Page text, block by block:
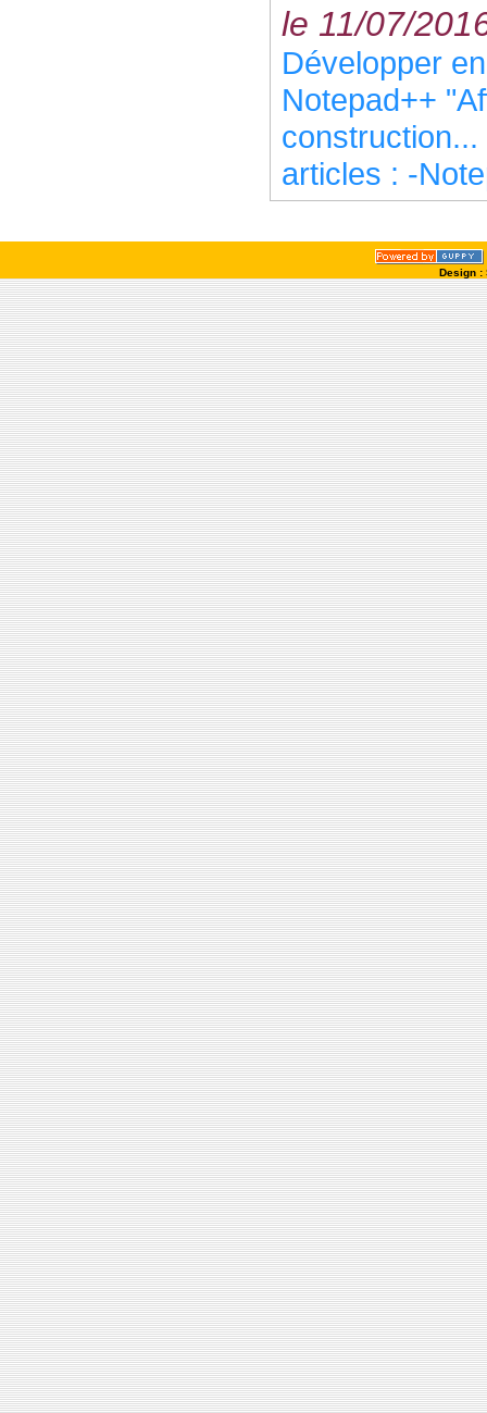
le 11/07/
Développer
Notepad++
articles : -
Design :